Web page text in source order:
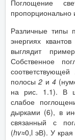
Поглощение
пропорционально
Различные типы
энергиях квантов
выглядит
Собственное
соответствующей
полосы2 и 4
на рис. 1.1). В
слабое
дырками (6), в
связанный с
(hv≈0,l эВ). У края